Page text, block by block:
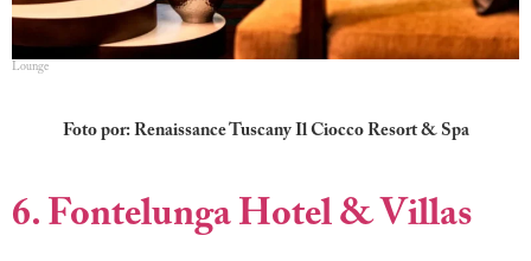
Lounge
Foto por: Renaissance Tuscany Il Ciocco Resort & Spa
6. Fontelunga Hotel & Villas